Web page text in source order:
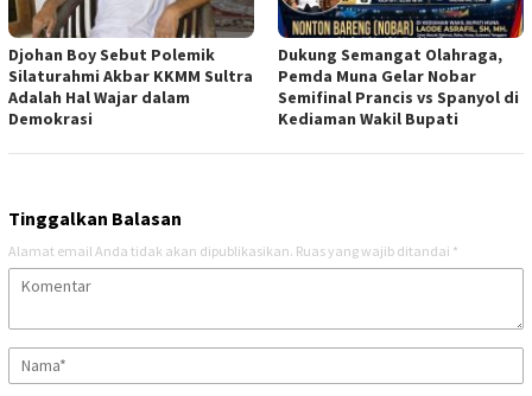
Djohan Boy Sebut Polemik
Silaturahmi Akbar KKMM Sultra
Adalah Hal Wajar dalam
Demokrasi
Dukung Semangat Olahraga,
Pemda Muna Gelar Nobar
Semifinal Prancis vs Spanyol di
Kediaman Wakil Bupati
Tinggalkan Balasan
Alamat email Anda tidak akan dipublikasikan. Ruas yang wajib ditandai *